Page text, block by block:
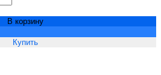
В корзину